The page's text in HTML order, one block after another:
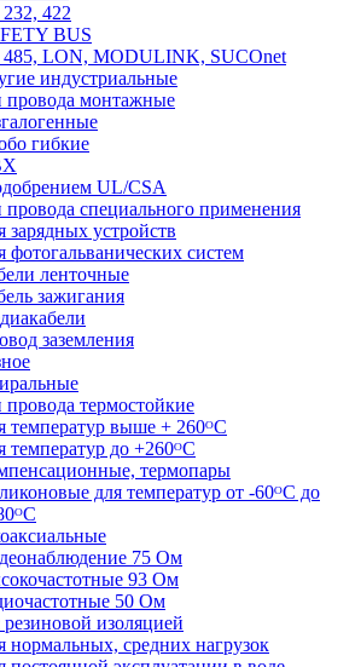
422
BUS
485, LON, MODULINK, SUCOnet
индустриальные
провода монтажные
гибкие
UL/CSA
провода специального применения
зарядных устройств
фотогальванических систем
ленточные
зажигания
заземления
термостойкие
температур выше + 260ᴼС
температур до +260ᴼС
термопары
для температур от -60ᴼC до
75 Ом
93 Ом
50 Ом
изоляцией
нормальных, средних нагрузок